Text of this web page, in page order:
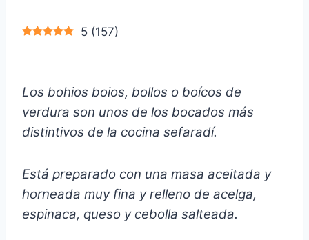
5 (157)
Los bohios boios, bollos o boícos de
verdura son unos de los bocados más
distintivos de la cocina sefaradí.
Está preparado con una masa aceitada y
horneada muy fina y relleno de acelga,
espinaca, queso y cebolla salteada.